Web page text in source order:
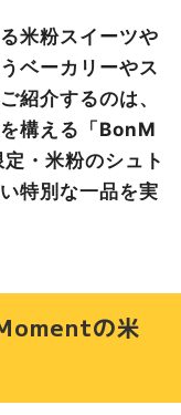
米粉スイーツや
ベーカリーやス
紹介するのは、
構える「BonM
・米粉のシュト
特別な一品を実
の米